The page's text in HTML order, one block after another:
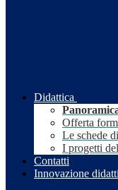
Didattica
Offerta
Le schede
I progetti
Contatti
Innovazione